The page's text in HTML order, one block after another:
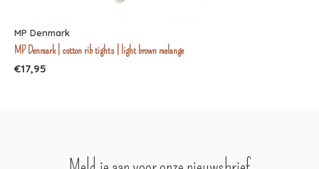
MP Denmark
MP Denmark | cotton rib tights | light brown melange
€17,95